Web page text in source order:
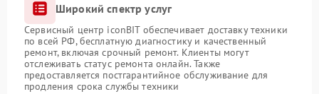
Широкий спектр услуг
Сервисный центр iconBIT обеспечивает доставку техники
по всей РФ, бесплатную диагностику и качественный
ремонт, включая срочный ремонт. Клиенты могут
отслеживать статус ремонта онлайн. Также
предоставляется постгарантийное обслуживание для
продления срока службы техники